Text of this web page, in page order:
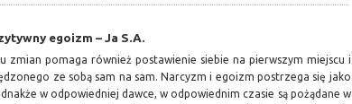
egoizm – Ja S.A.
zmian pomaga również postawienie siebie na pierwszym miejscu i
ze sobą sam na sam. Narcyzm i egoizm postrzega się jako
w odpowiedniej dawce, w odpowiednim czasie są pożądane w